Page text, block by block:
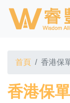
首頁 香港保
香港保單